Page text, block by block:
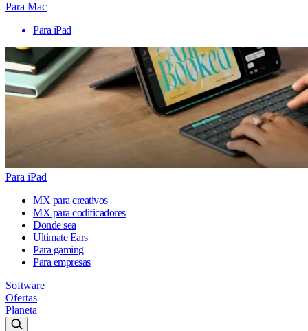
Para Mac
Para iPad
Para iPad
MX para creativos
MX para codificadores
Donde sea
Ultimate Ears
Para gaming
Para empresas
Software
Ofertas
Planeta